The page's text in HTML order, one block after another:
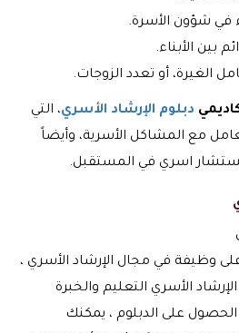
في شؤون الأسرة.
بين الأبناء.
الغيرة، أو تعدد الزوجات.
دبلوم الإرشاد الأسري، التي
مع المشاكل الأسرية، وأيضاً
اسري في المستقبل.
وظيفة في مجال الإرشاد الأسري ،
الأسري التعليم والخبرة
على الدبلوم ، يمكنك